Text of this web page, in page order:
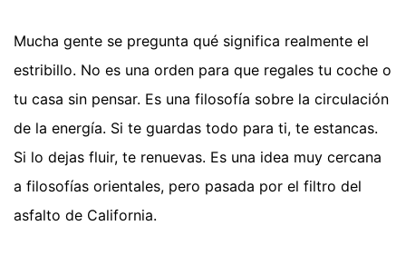
Mucha gente se pregunta qué significa realmente el
estribillo. No es una orden para que regales tu coche o
tu casa sin pensar. Es una filosofía sobre la circulación
de la energía. Si te guardas todo para ti, te estancas.
Si lo dejas fluir, te renuevas. Es una idea muy cercana
a filosofías orientales, pero pasada por el filtro del
asfalto de California.